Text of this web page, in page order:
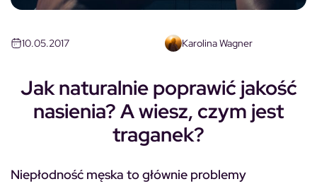
10.05.2017 Karolina Wagner
Jak naturalnie poprawić jakość
nasienia? A wiesz, czym jest
traganek?
Niepłodność męska to głównie problemy